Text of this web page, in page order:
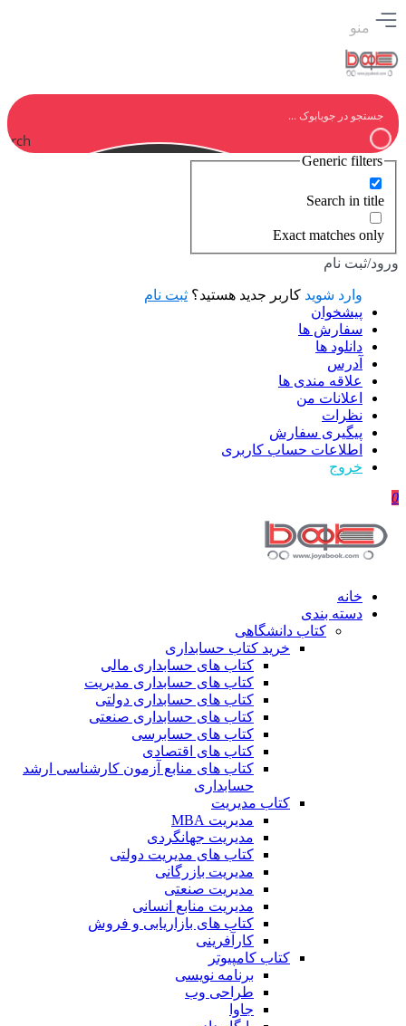
منو
Generic filters
Search in title
Exact matches only
ورود/ثبت نام
وارد شوید کاربر جدید هستید؟ ثبت نام
پیشخوان
سفارش ها
دانلود ها
آدرس
علاقه مندی ها
اعلانات من
نظرات
پیگیری سفارش
اطلاعات حساب كاربری
خروج
0
خانه
دسته بندی
کتاب دانشگاهی
خرید کتاب حسابداری
کتاب های حسابداری مالی
کتاب های حسابداری مدیریت
کتاب های حسابداری دولتی
کتاب های حسابداری صنعتی
کتاب های حسابرسی
کتاب های اقتصادی
کتاب های منابع آزمون کارشناسی ارشد
حسابداری
کتاب مدیریت
مدیریت MBA
مدیریت جهانگردی
کتاب های مدیریت دولتی
مدیریت بازرگانی
مدیریت صنعتی
مدیریت منابع انسانی
کتاب های بازاریابی و فروش
کارآفرینی
کتاب کامپیوتر
برنامه نویسی
طراحی وب
جاوا